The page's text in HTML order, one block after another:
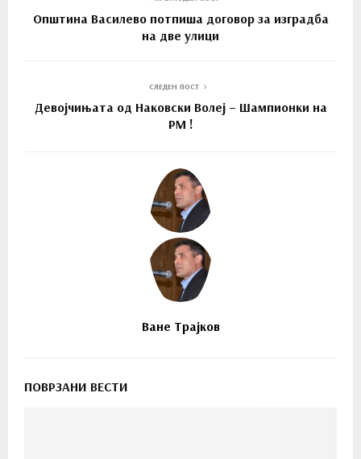
Општина Василево потпиша договор за изградба
на две улици
СЛЕДЕН ПОСТ
Девојчињата од Наковски Волеј – Шампионки на
РМ !
Ване Трајков
ПОВРЗАНИ ВЕСТИ